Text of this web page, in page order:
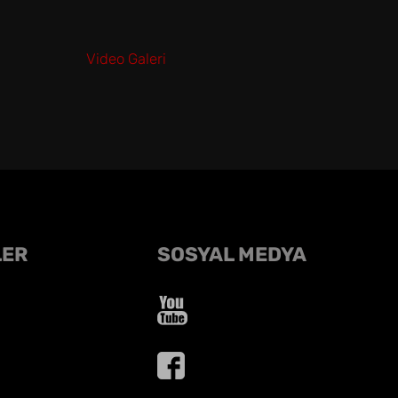
Video Galeri
SOSYAL MEDYA